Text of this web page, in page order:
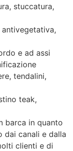
stuccatura,
e ad assi
tendalini,
teak,
barca in quanto
dai canali e dalla
clienti e di